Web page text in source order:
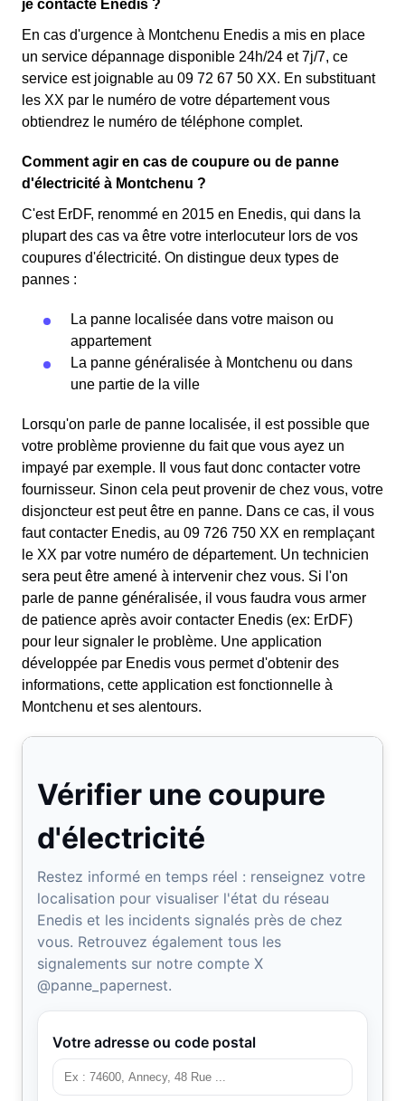
je contacte Enedis ?
En cas d'urgence à Montchenu Enedis a mis en place
un service dépannage disponible 24h/24 et 7j/7, ce
service est joignable au 09 72 67 50 XX. En substituant
les XX par le numéro de votre département vous
obtiendrez le numéro de téléphone complet.
Comment agir en cas de coupure ou de panne
d'électricité à Montchenu ?
C'est ErDF, renommé en 2015 en Enedis, qui dans la
plupart des cas va être votre interlocuteur lors de vos
coupures d'électricité. On distingue deux types de
pannes :
La panne localisée dans votre maison ou
appartement
La panne généralisée à Montchenu ou dans
une partie de la ville
Lorsqu'on parle de panne localisée, il est possible que
votre problème provienne du fait que vous ayez un
impayé par exemple. Il vous faut donc contacter votre
fournisseur. Sinon cela peut provenir de chez vous, votre
disjoncteur est peut être en panne. Dans ce cas, il vous
faut contacter Enedis, au 09 726 750 XX en remplaçant
le XX par votre numéro de département. Un technicien
sera peut être amené à intervenir chez vous. Si l'on
parle de panne généralisée, il vous faudra vous armer
de patience après avoir contacter Enedis (ex: ErDF)
pour leur signaler le problème. Une application
développée par Enedis vous permet d'obtenir des
informations, cette application est fonctionnelle à
Montchenu et ses alentours.